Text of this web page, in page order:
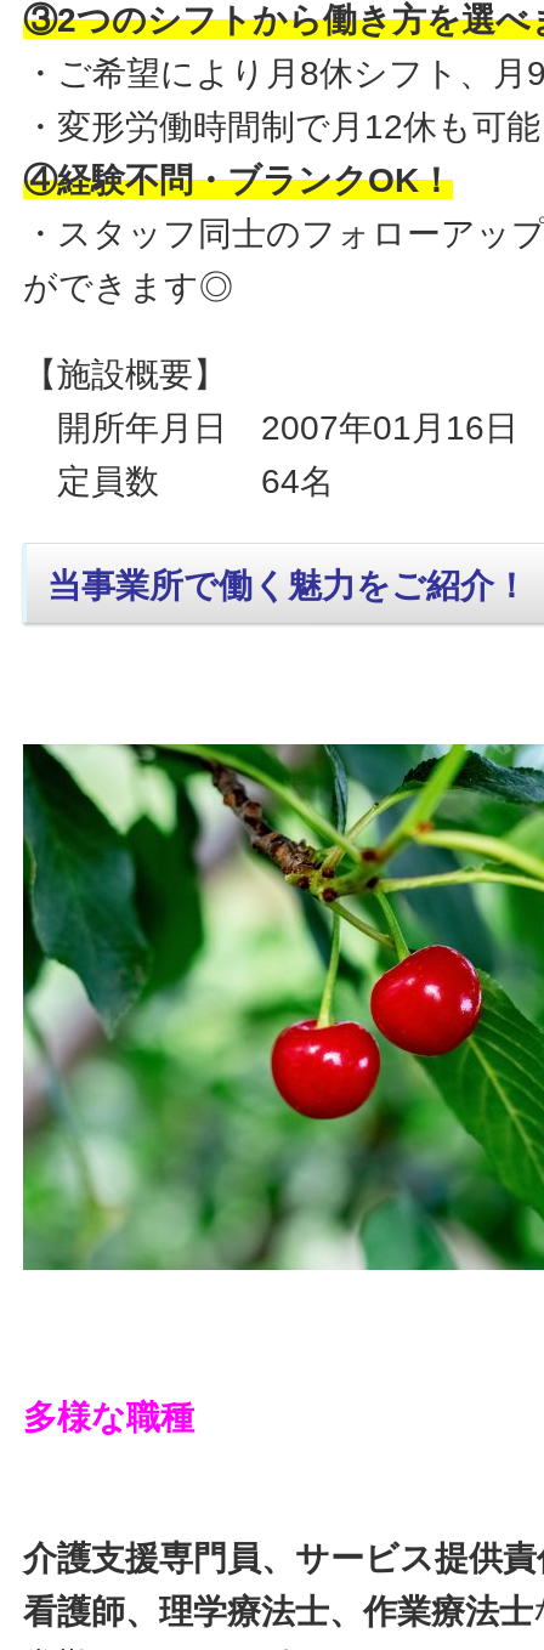
③2つのシフトから働き方を選べ
・ご希望により月8休シフト、
・変形労働時間制で月12休も可
④経験不問・ブランクOK！
・スタッフ同士のフォローアッ
ができます◎
【施設概要】
開所年月日 2007年01月16日
定員数 64名
当事業所で働く魅力をご紹介！
多様な職種
介護支援専門員、サービス提供
看護師、理学療法士、作業療法士